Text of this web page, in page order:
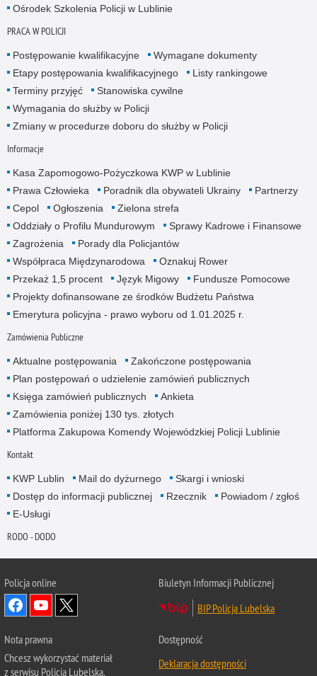
Ośrodek Szkolenia Policji w Lublinie
PRACA W POLICJI
Postępowanie kwalifikacyjne
Wymagane dokumenty
Etapy postępowania kwalifikacyjnego
Listy rankingowe
Terminy przyjęć
Stanowiska cywilne
Wymagania do służby w Policji
Zmiany w procedurze doboru do służby w Policji
Informacje
Kasa Zapomogowo-Pożyczkowa KWP w Lublinie
Prawa Człowieka
Poradnik dla obywateli Ukrainy
Partnerzy
Cepol
Ogłoszenia
Zielona strefa
Oddziały o Profilu Mundurowym
Sprawy Kadrowe i Finansowe
Zagrożenia
Porady dla Policjantów
Współpraca Międzynarodowa
Oznakuj Rower
Przekaż 1,5 procent
Język Migowy
Fundusze Pomocowe
Projekty dofinansowane ze środków Budżetu Państwa
Emerytura policyjna - prawo wyboru od 1.01.2025 r.
Zamówienia Publiczne
Aktualne postępowania
Zakończone postępowania
Plan postępowań o udzielenie zamówień publicznych
Księga zamówień publicznych
Ankieta
Zamówienia poniżej 130 tys. złotych
Platforma Zakupowa Komendy Wojewódzkiej Policji Lublinie
Kontakt
KWP Lublin Mail do dyżurnego
Skargi i wnioski
Dostęp do informacji publicznej
Rzecznik
Powiadom / zgłoś
E-Usługi
RODO - DODO
Policja online
Biuletyn Informacji Publicznej
BIP Policja Lubelska
Nota prawna
Chcesz wykorzystać materiał
z serwisu Policja Lubelska.
Dostępność
Deklaracja dostępności